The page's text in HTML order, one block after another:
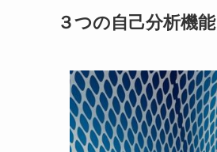
３つの自己分析機能